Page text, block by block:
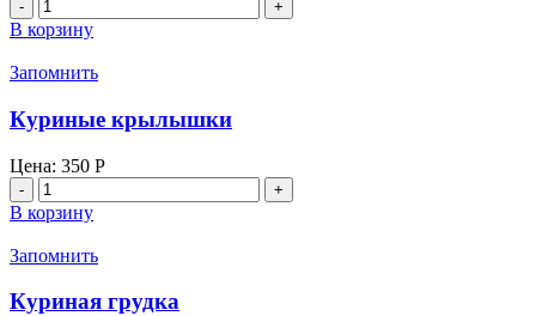
товара
Помидор
В корзину
Запомнить
Куриные крылышки
Цена: 350 Р
Количество
товара
Куриные
крылышки
В корзину
Запомнить
Куриная грудка